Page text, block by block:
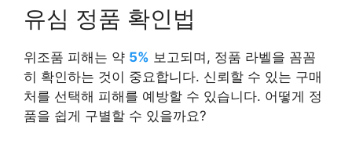
유심 정품 확인법
위조품 피해는 약 5% 보고되며, 정품 라벨을 꼼꼼
히 확인하는 것이 중요합니다. 신뢰할 수 있는 구매
처를 선택해 피해를 예방할 수 있습니다. 어떻게 정
품을 쉽게 구별할 수 있을까요?